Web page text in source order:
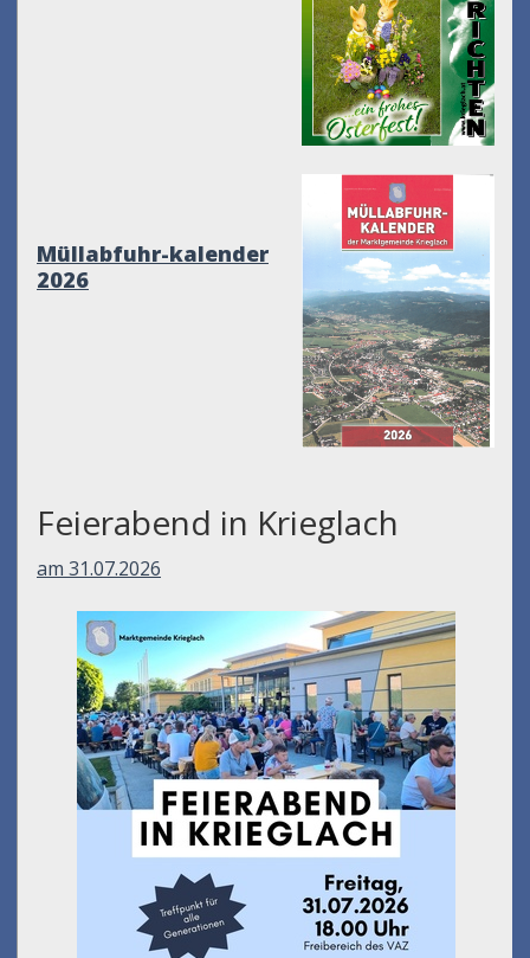
Müllabfuhr-kalender
2026
Feierabend in Krieglach
am 31.07.2026